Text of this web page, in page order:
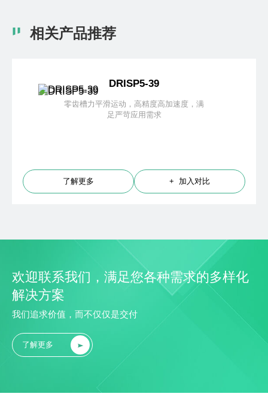
相关产品推荐
39
，高精度高加速度，满
+ 加入对比
零齿槽力平滑运动，
了解更多
欢迎联系我们，满足您各种需求的多样化
解决方案
我们追求价值，而不仅仅是交付
了解更多